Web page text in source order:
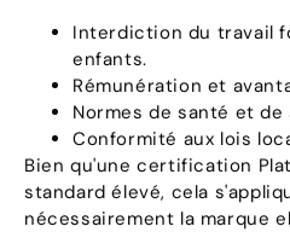
Interdiction du travail
enfants.
Rémunération et
Normes de santé et
Conformité aux lois
Bien qu'une certification
standard élevé, cela
nécessairement la marque